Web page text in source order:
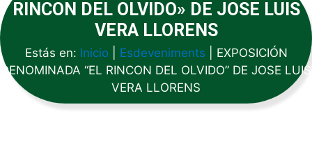
RINCON DEL OLVIDO» DE JOSE LUIS
VERA LLORENS
Estás en: Inicio| Esdeveniments
EXPOSICIÓN
DENOMINADA “EL RINCON DEL OLVIDO” DE JOSE LUIS
VERA LLORENS